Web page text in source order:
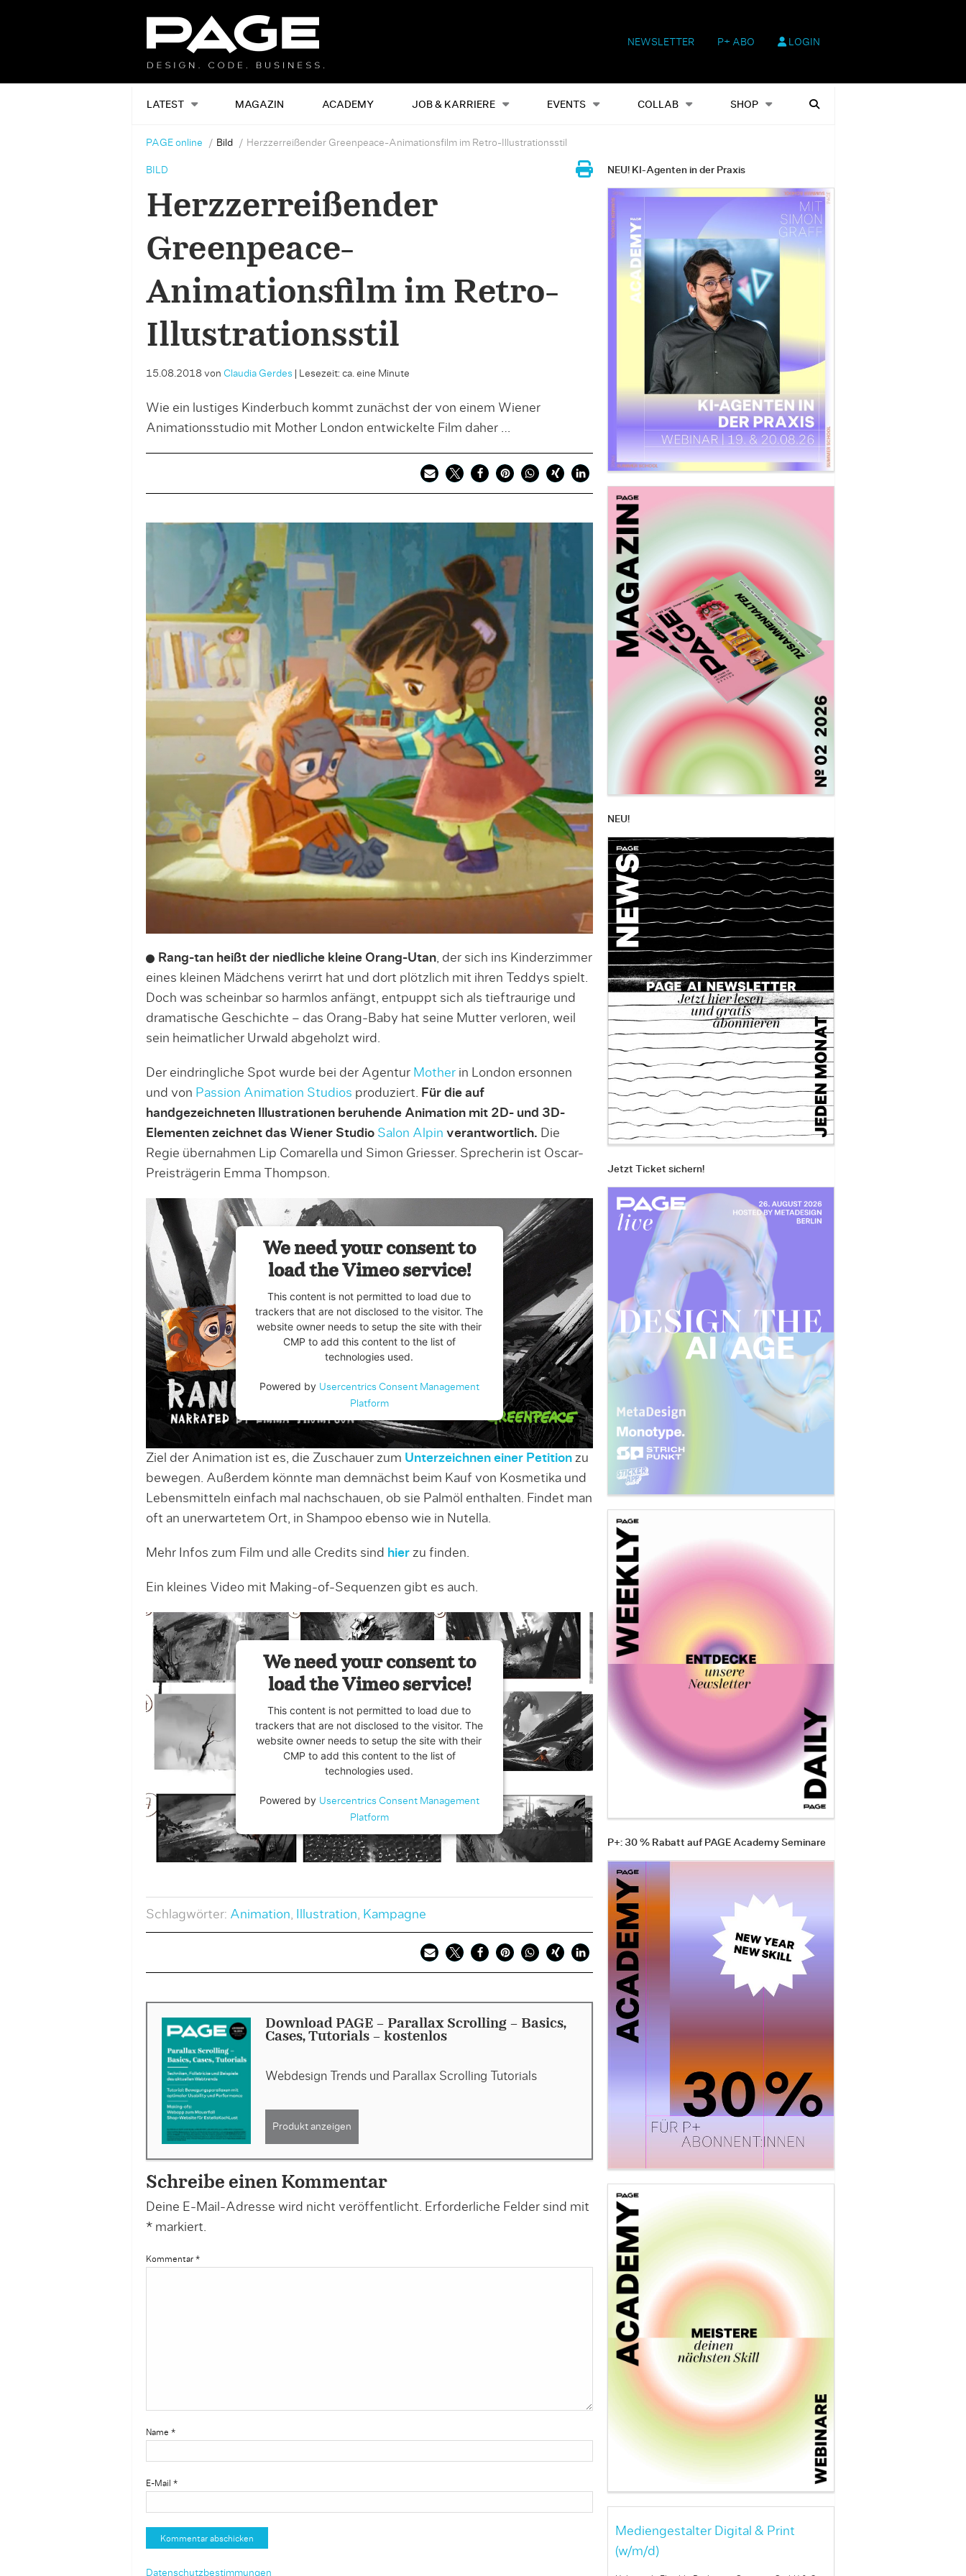
NEWSLETTER P+ ABO LOGIN
LATEST MAGAZIN ACADEMY JOB & KARRIERE EVENTS COLLAB SHOP
Alles Events Shop Heftausgaben Suchen
PAGE online Bild Herzzerreißender Greenpeace-Animationsfilm im Retro-Illustrationsstil
BILD
Herzzerreißender
Greenpeace-
Animationsfilm im Retro-
Illustrationsstil
15.08.2018 von Claudia Gerdes Lesezeit: ca. eine Minute
Wie ein lustiges Kinderbuch kommt zunächst der von einem Wiener
Animationsstudio mit Mother London entwickelte Film daher …
Rang-tan heißt der niedliche kleine Orang-Utan, der sich ins Kinderzimmer
eines kleinen Mädchens verirrt hat und dort plötzlich mit ihren Teddys spielt.
Doch was scheinbar so harmlos anfängt, entpuppt sich als tieftraurige und
dramatische Geschichte – das Orang-Baby hat seine Mutter verloren, weil
sein heimatlicher Urwald abgeholzt wird.
Der eindringliche Spot wurde bei der Agentur Mother in London ersonnen
und von Passion Animation Studios produziert.
Für die auf
handgezeichneten Illustrationen beruhende Animation mit 2D- und 3D-
Elementen zeichnet das Wiener Studio Salon Alpin verantwortlich.
Die
Regie übernahmen Lip Comarella und Simon Griesser. Sprecherin ist Oscar-
Preisträgerin Emma Thompson.
We need your consent to
load the Vimeo service!
This content is not permitted to load due to
trackers that are not disclosed to the visitor. The
website owner needs to setup the site with their
CMP to add this content to the list of
technologies used.
Powered by Usercentrics Consent Management
Platform
Ziel der Animation ist es, die Zuschauer zum Unterzeichnen einer Petitionzu
bewegen. Außerdem könnte man demnächst beim Kauf von Kosmetika und
Lebensmitteln einfach mal nachschauen, ob sie Palmöl enthalten. Findet man
oft an unerwartetem Ort, in Shampoo ebenso wie in Nutella.
Mehr Infos zum Film und alle Credits sind hierzu finden.
Ein kleines Video mit Making-of-Sequenzen gibt es auch.
We need your consent to
load the Vimeo service!
This content is not permitted to load due to
trackers that are not disclosed to the visitor. The
website owner needs to setup the site with their
CMP to add this content to the list of
technologies used.
Powered by Usercentrics Consent Management
Platform
Schlagwörter: Animation Illustration Kampagne
Download PAGE - Parallax Scrolling – Basics,
Cases, Tutorials - kostenlos
Webdesign Trends und Parallax Scrolling Tutorials
Produkt anzeigen
Schreibe einen Kommentar
Deine E-Mail-Adresse wird nicht veröffentlicht. Erforderliche Felder sind mit
*markiert.
Kommentar *
Name *
E-Mail *
Datenschutzbestimmungen
NEU! KI-Agenten in der Praxis
NEU!
Jetzt Ticket sichern!
P+: 30 % Rabatt auf PAGE Academy Seminare
Mediengestalter Digital & Print
(w/m/d)